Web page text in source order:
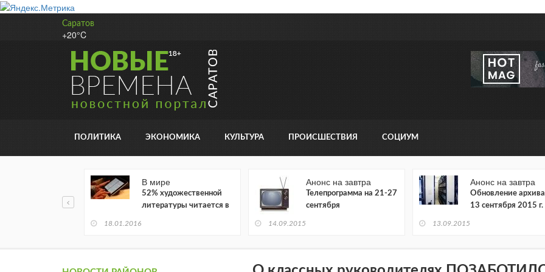
Саратов
+20°C
ПОЛИТИКА ЭКОНОМИКА КУЛЬТУРА ПРОИСШЕСТВИЯ СОЦИУМ
В мире
52% художественной
литературы читается в
18.01.2016
Анонс на завтра
Телепрограмма на 21-27
сентября
14.09.2015
Анонс на завтра
Обновление архива
13 сентября 2015 г.
13.09.2015